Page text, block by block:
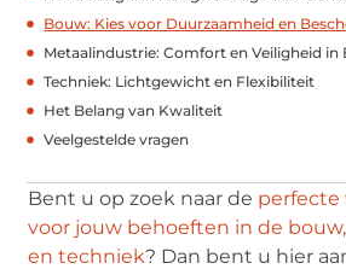
Bouw: Kies voor Duurzaamheid en
Metaalindustrie: Comfort en Veiligheid in
Techniek: Lichtgewicht en Flexibiliteit
Het Belang van Kwaliteit
Veelgestelde vragen
Bent u op zoek naar de perfecte
voor jouw behoeften in de
en techniek? Dan bent u hier